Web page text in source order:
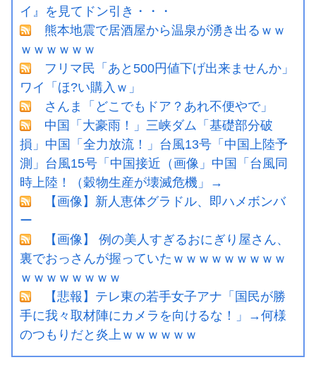
イ』を見てドン引き・・・
熊本地震で居酒屋から温泉が湧き出るｗｗ
ｗｗｗｗｗｗ
フリマ民「あと500円値下げ出来ませんか」
ワイ「ほ?い購入ｗ」
さんま「どこでもドア？あれ不便やで」
中国「大豪雨！」三峡ダム「基礎部分破
損」中国「全力放流！」台風13号「中国上陸予
測」台風15号「中国接近（画像」中国「台風同
時上陸！（穀物生産が壊滅危機」→
【画像】新人恵体グラドル、即ハメボンバ
ー
【画像】 例の美人すぎるおにぎり屋さん、
裏でおっさんが握っていたｗｗｗｗｗｗｗｗｗ
ｗｗｗｗｗｗｗｗ
【悲報】テレ東の若手女子アナ「国民が勝
手に我々取材陣にカメラを向けるな！」→何様
のつもりだと炎上ｗｗｗｗｗｗ